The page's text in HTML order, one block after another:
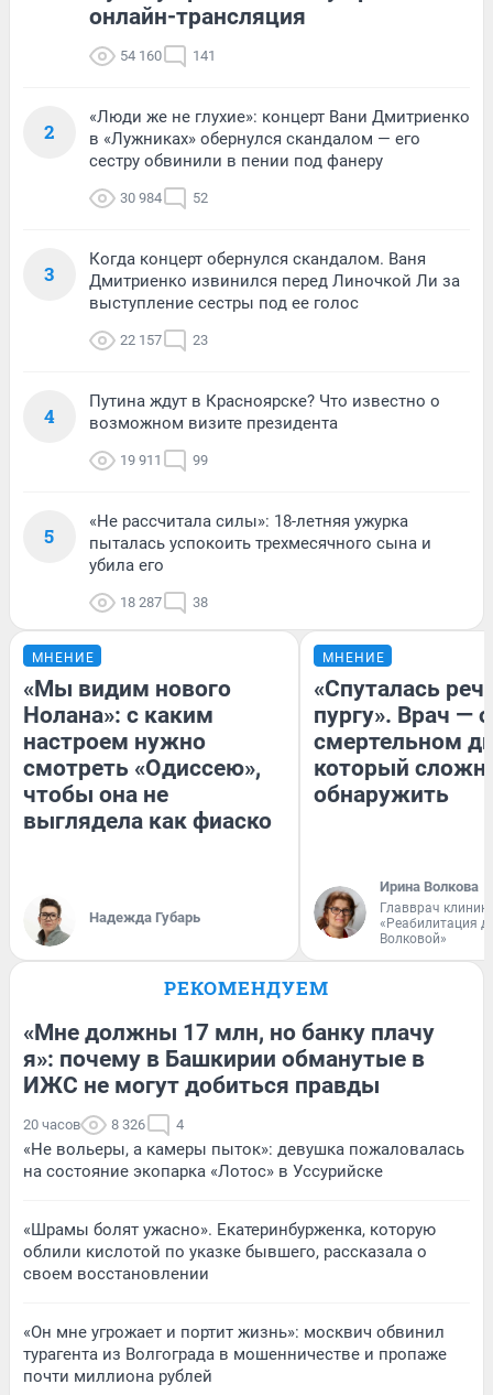
онлайн-трансляция
54 160 141
2
«Люди же не глухие»: концерт Вани Дмитриенко
в «Лужниках» обернулся скандалом — его
сестру обвинили в пении под фанеру
30 984 52
3
Когда концерт обернулся скандалом. Ваня
Дмитриенко извинился перед Линочкой Ли за
выступление сестры под ее голос
22 157 23
4
Путина ждут в Красноярске? Что известно о
возможном визите президента
19 911 99
5
«Не рассчитала силы»: 18-летняя ужурка
пыталась успокоить трехмесячного сына и
убила его
18 287 38
МНЕНИЕ
«Мы видим нового
Нолана»: с каким
настроем нужно
смотреть «Одиссею»,
чтобы она не
выглядела как фиаско
Надежда Губарь
МНЕНИЕ
«Спуталась
пургу». Врач — о
смертельном
который
обнаружить
Ирина Волкова
Главврач
«Реабилитация
Волковой»
РЕКОМЕНДУЕМ
«Мне должны 17 млн, но банку плачу
я»: почему в Башкирии обманутые в
ИЖС не могут добиться правды
20 часов 8 326 4
«Не вольеры, а камеры пыток»: девушка пожаловалась
на состояние экопарка «Лотос» в Уссурийске
«Шрамы болят ужасно». Екатеринбурженка, которую
облили кислотой по указке бывшего, рассказала о
своем восстановлении
«Он мне угрожает и портит жизнь»: москвич обвинил
турагента из Волгограда в мошенничестве и пропаже
почти миллиона рублей